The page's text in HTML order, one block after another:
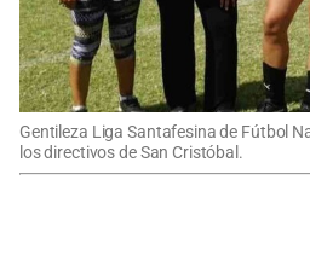
Gentileza Liga Santafesina de Fútbol
los directivos de San Cristóbal.